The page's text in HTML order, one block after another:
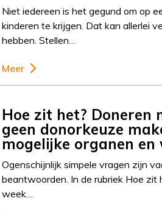
Niet iedereen is het gegund om op
kinderen te krijgen. Dat kan allerlei
hebben. Stellen…
Meer
Hoe zit het? Doneren
geen donorkeuze
mogelijke organen en
Ogenschijnlijk simpele vragen zijn
beantwoorden. In de rubriek Hoe zit
week…